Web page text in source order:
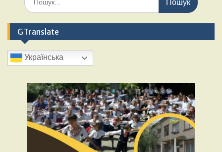
GTranslate
Українська